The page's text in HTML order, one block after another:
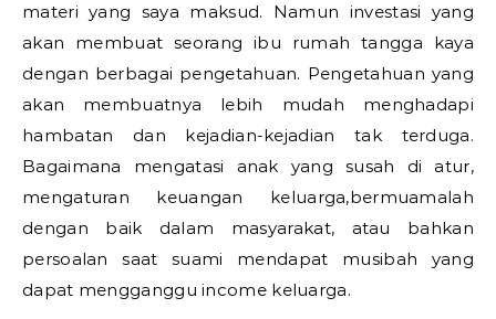
materi yang saya maksud. Namun investasi yang
akan membuat seorang ibu rumah tangga kaya
dengan berbagai pengetahuan. Pengetahuan yang
akan membuatnya lebih mudah menghadapi
hambatan dan kejadian-kejadian tak terduga.
Bagaimana mengatasi anak yang susah di atur,
mengaturan keuangan keluarga,bermuamalah
dengan baik dalam masyarakat, atau bahkan
persoalan saat suami mendapat musibah yang
dapat mengganggu income keluarga.